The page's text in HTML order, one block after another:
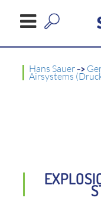
Hans Sauer->
Airsystems